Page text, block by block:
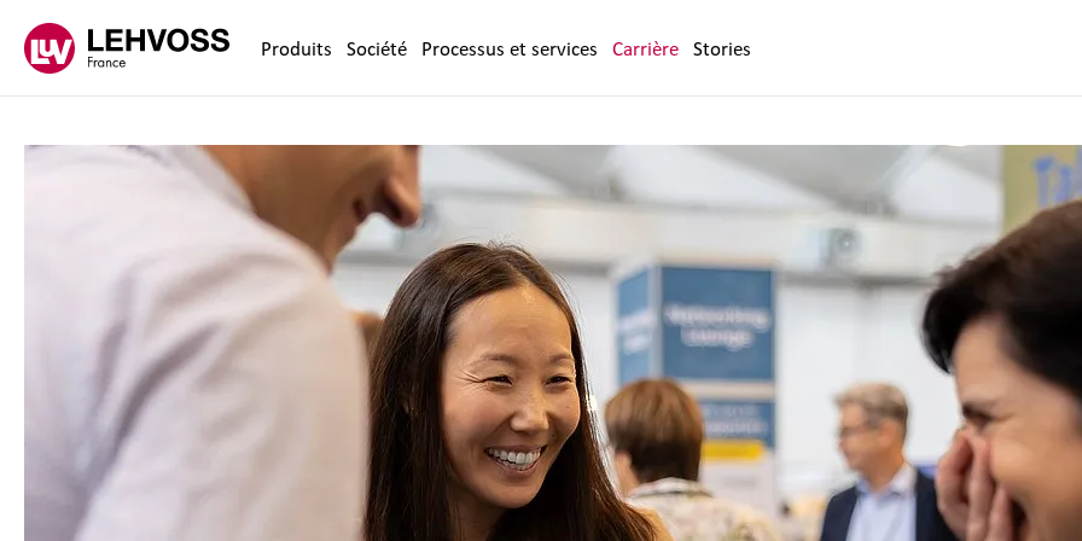
Produits Société Processus et services Carrière Stories